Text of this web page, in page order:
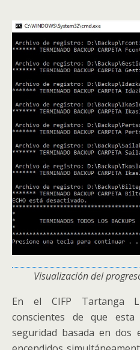
Visualización del
En el CIFP Tartanga
conscientes de que
seguridad basada en dos